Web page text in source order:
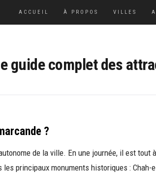
ACCUEIL À PROPOS VILLES
guide complet des
?
de la ville. En une journée, il est tout
principaux monuments historiques : Chah-